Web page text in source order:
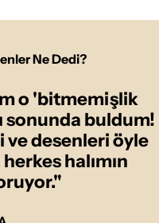
Ne Dedi?
o 'bitmemişlik
sonunda buldum!
ve desenleri öyle
halımın